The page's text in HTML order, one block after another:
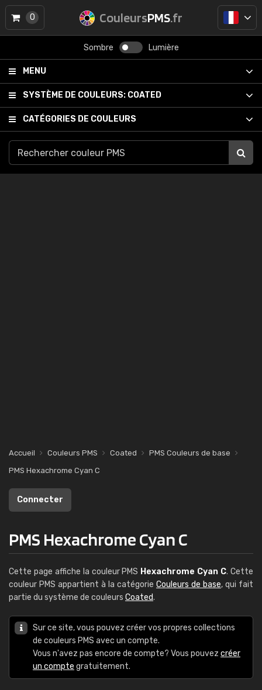
CouleursPMS.fr
Sombre Lumière
MENU
SYSTÈME DE COULEURS: COATED
CATÉGORIES DE COULEURS
0
Accueil Couleurs PMS Coated
PMS Couleurs de base
PMS Hexachrome Cyan C
Connecter
PMS Hexachrome Cyan C
Cette page affiche la couleur PMS Hexachrome Cyan C. Cette
couleur PMS appartient à la catégorie Couleurs de base, qui fait
partie du système de couleurs Coated.
Sur ce site, vous pouvez créer vos propres collections
de couleurs PMS avec un compte.
Vous n'avez pas encore de compte? Vous pouvez créer
un compte gratuitement.